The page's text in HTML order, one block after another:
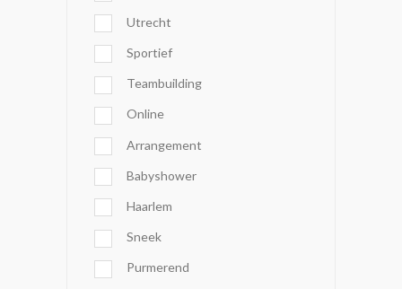
Utrecht
Sportief
Teambuilding
Online
Arrangement
Babyshower
Haarlem
Sneek
Purmerend